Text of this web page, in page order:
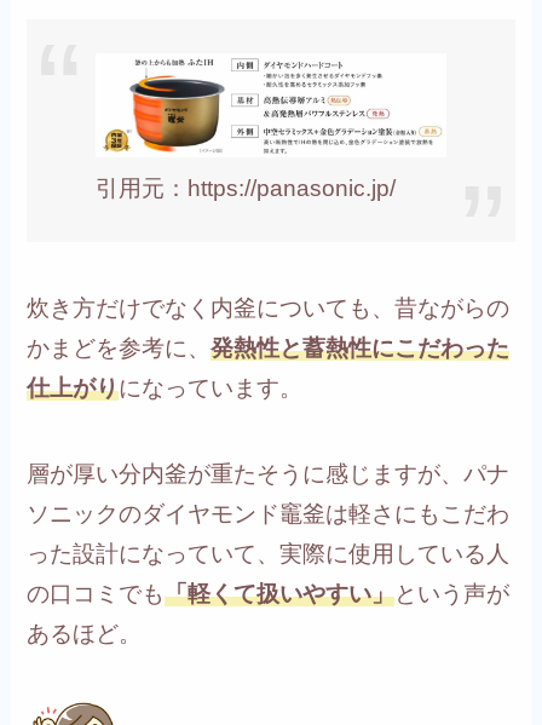
引用元：https://panasonic.jp/
炊き方だけでなく内釜についても、昔ながらの
かまどを参考に、発熱性と蓄熱性にこだわった
仕上がりになっています。
層が厚い分内釜が重たそうに感じますが、パナ
ソニックのダイヤモンド竈釜は軽さにもこだわ
った設計になっていて、実際に使用している人
の口コミでも「軽くて扱いやすい」という声が
あるほど。